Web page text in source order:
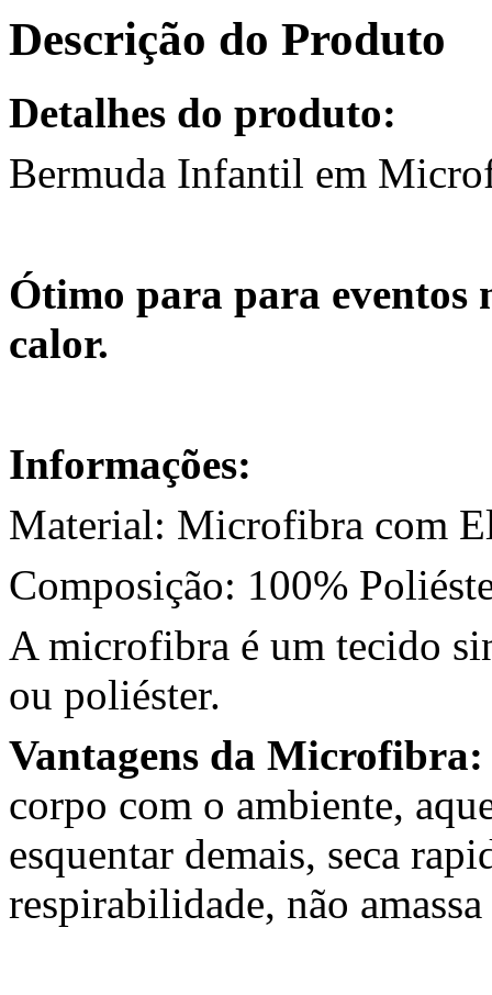
Descrição do Produto
Detalhes do produto:
Bermuda Infantil em
Ótimo para para eventos
calor.
Informações:
Material: Microfibra com
Composição: 100%
A microfibra é um tecido
ou poliéster.
Vantagens da Microfibra:
corpo com o ambiente,
esquentar demais, seca
respirabilidade, não